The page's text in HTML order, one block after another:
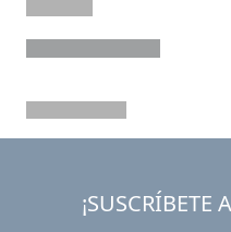
¡SUSCRÍBETE